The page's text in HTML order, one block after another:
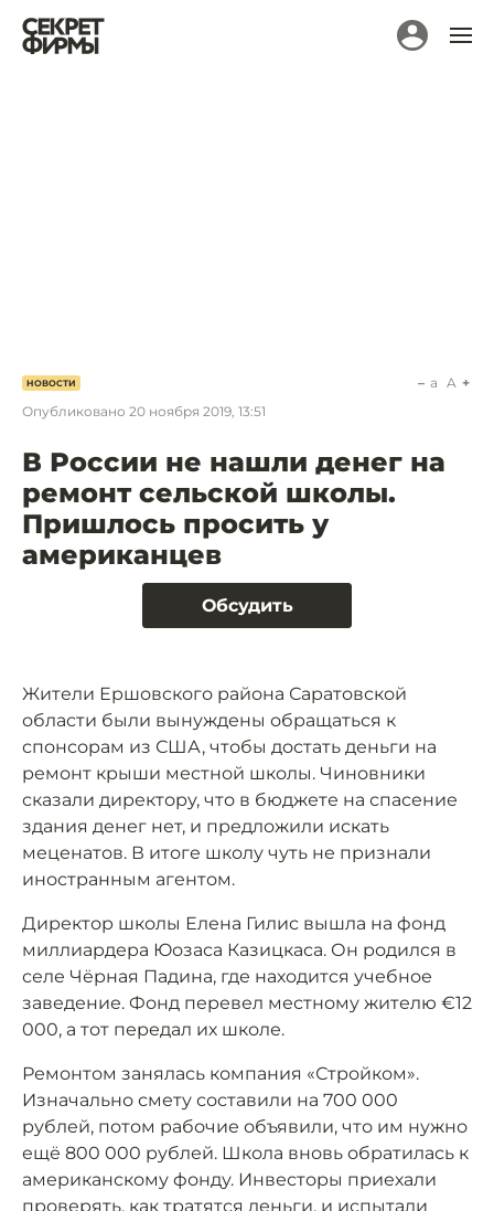
НОВОСТИ
Опубликовано 20 ноября 2019, 13:51
a A
В России не нашли денег на
ремонт сельской школы.
Пришлось просить у
американцев
Обсудить
Жители Ершовского района Саратовской
области были вынуждены обращаться к
спонсорам из США, чтобы достать деньги на
ремонт крыши местной школы. Чиновники
сказали директору, что в бюджете на спасение
здания денег нет, и предложили искать
меценатов. В итоге школу чуть не признали
иностранным агентом.
Директор школы Елена Гилис вышла на фонд
миллиардера Юозаса Казицкаса. Он родился в
селе Чёрная Падина, где находится учебное
заведение. Фонд перевел местному жителю €12
000, а тот передал их школе.
Ремонтом занялась компания «Стройком».
Изначально смету составили на 700 000
рублей, потом рабочие объявили, что им нужно
ещё 800 000 рублей. Школа вновь обратилась к
американскому фонду. Инвесторы приехали
проверять, как тратятся деньги, и испытали